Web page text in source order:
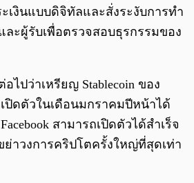
เงินแบบดิจิทัลและสั่งระงับการทำ
ละผู้รับเพื่อตรวจสอบธุรกรรมของ
ไปว่าเหรียญ Stablecoin ของ
เปิดตัวในเดือนมกราคมปีหน้าได้
สามารถเปิดตัวได้สำเร็จ
ย่าวงการคริปโตครั้งใหญ่ที่สุดเท่า